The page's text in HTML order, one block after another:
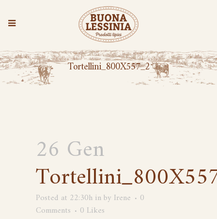
Tortellini_800X557_2
26 Gen
Posted at 22:30h inby Irene
0
Comments
0 Likes